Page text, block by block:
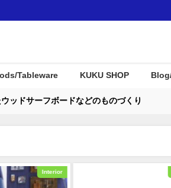
Tableware KUKU SHOP
ッドサーフボードなどのものづくり
Interior